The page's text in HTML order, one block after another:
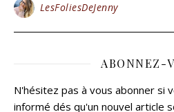
LesFoliesDeJenny
ABONNEZ-
N'hésitez pas à vous abonner si
informé dés qu'un nouvel article